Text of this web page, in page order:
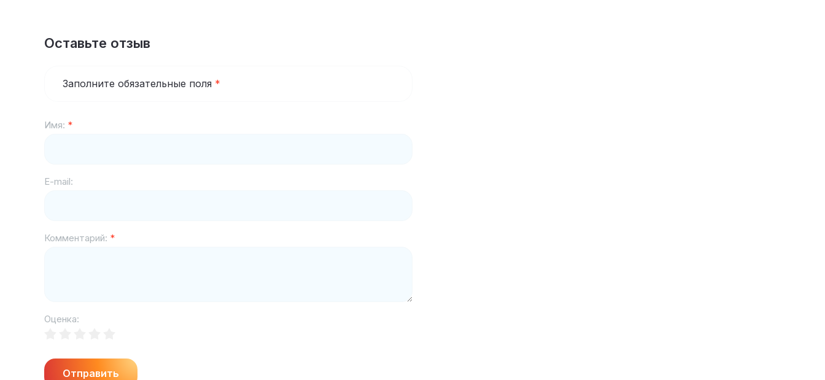
Оставьте отзыв
Заполните обязательные поля *
Имя: *
E-mail:
Комментарий: *
Оценка:
Отправить